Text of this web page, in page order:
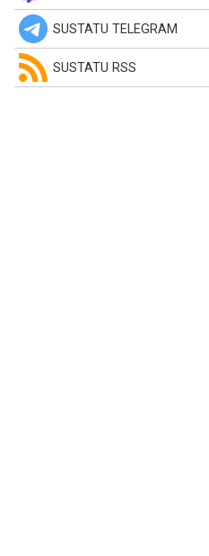
SUSTATU TELEGRAM
SUSTATU RSS